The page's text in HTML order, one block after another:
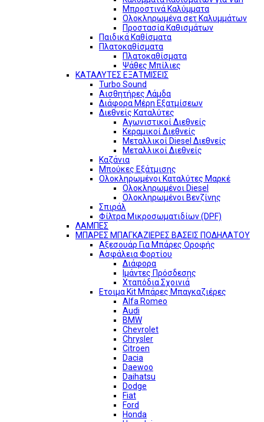
Μπροστινά Καλύμματα
Ολοκληρωμένα σετ Καλυμμάτων
Προστασία Καθισμάτων
Παιδικά Καθίσματα
Πλατοκαθίσματα
Πλατοκαθίσματα
Ψάθες Μπίλιες
ΚΑΤΑΛΥΤΕΣ ΕΞΑΤΜΙΣΕΙΣ
Turbo Sound
Αισθητήρες Λάμδα
Διάφορα Μέρη Εξατμίσεων
Διεθνείς Καταλύτες
Αγωνιστικοί Διεθνείς
Κεραμικοί Διεθνείς
Μεταλλικοί Diesel Διεθνείς
Μεταλλικοί Διεθνείς
Καζάνια
Μπούκες Εξάτμισης
Ολοκληρωμένοι Καταλύτες Μαρκέ
Ολοκληρωμένοι Diesel
Ολοκληρωμένοι Βενζίνης
Σπιράλ
Φίλτρα Μικροσωματιδίων (DPF)
ΛΑΜΠΕΣ
ΜΠΑΡΕΣ ΜΠΑΓΚΑΖΙΕΡΕΣ ΒΑΣΕΙΣ ΠΟΔΗΛΑΤΟΥ
Αξεσουάρ Για Μπάρες Οροφής
Ασφάλεια Φορτίου
Διάφορα
Ιμάντες Πρόσδεσης
Χταπόδια Σχοινιά
Ετοιμα Kit Μπάρες Μπαγκαζιέρες
Alfa Romeo
Audi
BMW
Chevrolet
Chrysler
Citroen
Dacia
Daewoo
Daihatsu
Dodge
Fiat
Ford
Honda